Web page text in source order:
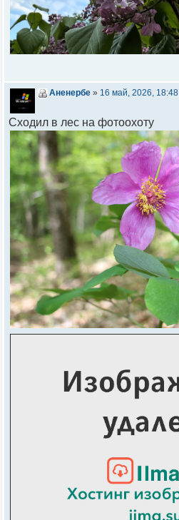
Аненербе » 16 май, 2026, 18:48
Сходил в лес на фотоохоту